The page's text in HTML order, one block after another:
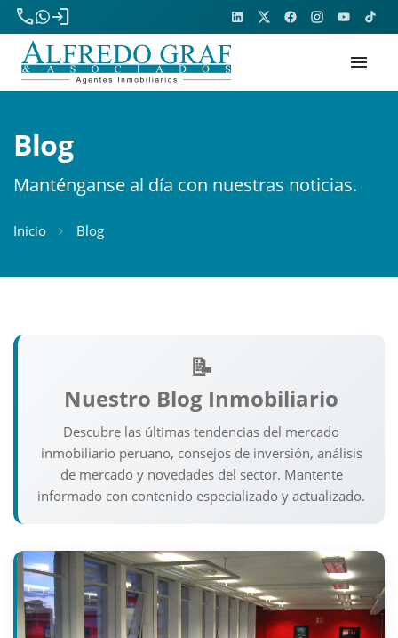
phone
login
menu
Blog
Manténganse al día con nuestras noticias.
Inicio Blog
Nuestro Blog Inmobiliario
Descubre las últimas tendencias del mercado
inmobiliario peruano, consejos de inversión, análisis
de mercado y novedades del sector. Mantente
informado con contenido especializado y actualizado.